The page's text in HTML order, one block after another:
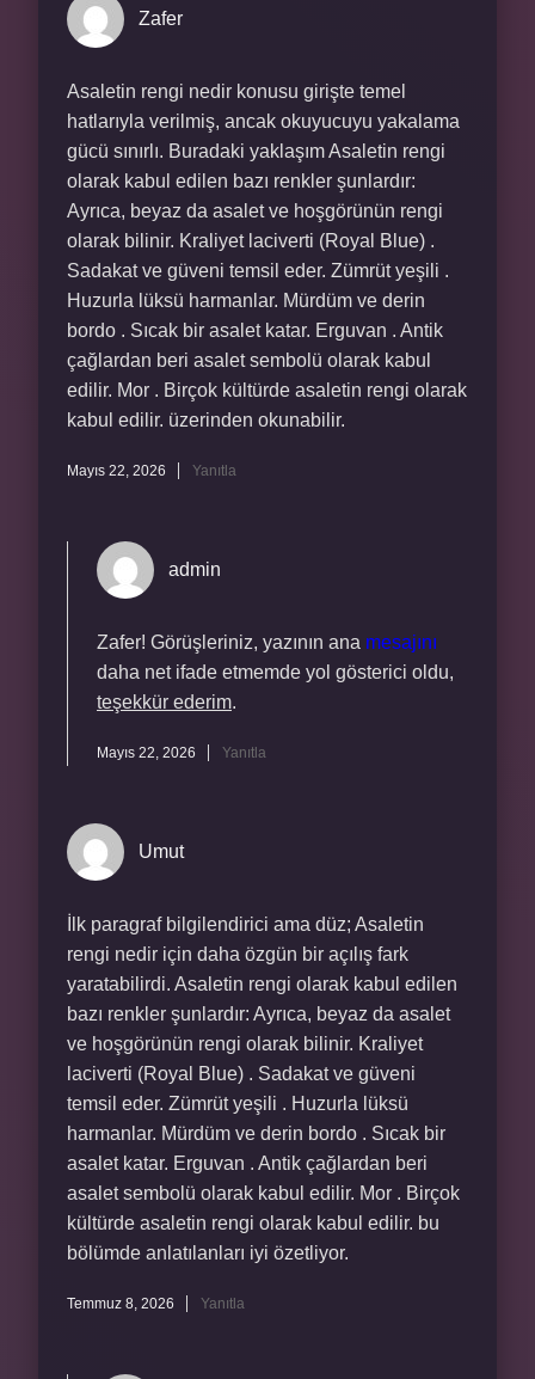
Zafer
Asaletin rengi nedir konusu girişte temel
hatlarıyla verilmiş, ancak okuyucuyu yakalama
gücü sınırlı. Buradaki yaklaşım Asaletin rengi
olarak kabul edilen bazı renkler şunlardır:
Ayrıca, beyaz da asalet ve hoşgörünün rengi
olarak bilinir. Kraliyet laciverti (Royal Blue) .
Sadakat ve güveni temsil eder. Zümrüt yeşili .
Huzurla lüksü harmanlar. Mürdüm ve derin
bordo . Sıcak bir asalet katar. Erguvan . Antik
çağlardan beri asalet sembolü olarak kabul
edilir. Mor . Birçok kültürde asaletin rengi olarak
kabul edilir. üzerinden okunabilir.
Mayıs 22, 2026 Yanıtla
admin
Zafer! Görüşleriniz, yazının ana mesajını
daha net ifade etmemde yol gösterici oldu,
teşekkür ederim.
Mayıs 22, 2026 Yanıtla
Umut
İlk paragraf bilgilendirici ama düz; Asaletin
rengi nedir için daha özgün bir açılış fark
yaratabilirdi. Asaletin rengi olarak kabul edilen
bazı renkler şunlardır: Ayrıca, beyaz da asalet
ve hoşgörünün rengi olarak bilinir. Kraliyet
laciverti (Royal Blue) . Sadakat ve güveni
temsil eder. Zümrüt yeşili . Huzurla lüksü
harmanlar. Mürdüm ve derin bordo . Sıcak bir
asalet katar. Erguvan . Antik çağlardan beri
asalet sembolü olarak kabul edilir. Mor . Birçok
kültürde asaletin rengi olarak kabul edilir. bu
bölümde anlatılanları iyi özetliyor.
Temmuz 8, 2026 Yanıtla